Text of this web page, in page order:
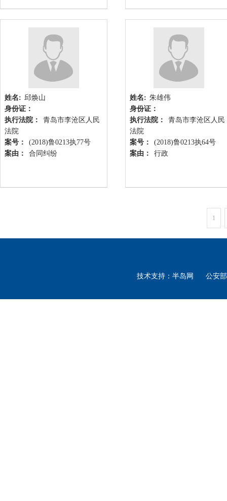
姓名: 邱焕山
身份证：
执行法院：
青岛市李沧区人民
法院
案号：
(2018)鲁0213执77号
案由：
合同纠纷
姓名: 朱雄伟
身份证：
执行法院：
青岛市李沧区人民
法院
案号：
(2018)鲁0213执64号
案由：
行政
1
技术支持：半岛网 公安部